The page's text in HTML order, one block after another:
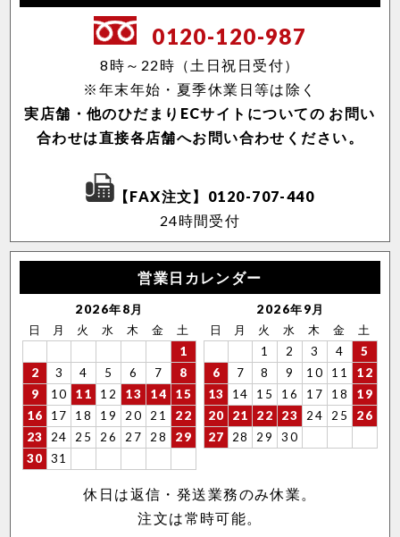
0120-120-987
8時～22時（土日祝日受付）
※年末年始・夏季休業日等は除く
実店舗・他のひだまりECサイトについての お問い
合わせは直接各店舗へお問い合わせください。
【FAX注文】0120-707-440
24時間受付
営業日カレンダー
2026年8月
日
月 火 水 木 金
土
1
2
3 4 5 6 7
8
9
10 11 12 13 14
15
16
17 18 19 20 21
22
23
24 25 26 27 28
29
30
31
2026年9月
日
月 火 水 木 金
土
1
2 3 4
5
6
7 8 9 10 11
12
13
14 15 16 17 18
19
20
21 22 23 24 25
26
27
28 29 30
休日は返信・発送業務のみ休業。
注文は常時可能。